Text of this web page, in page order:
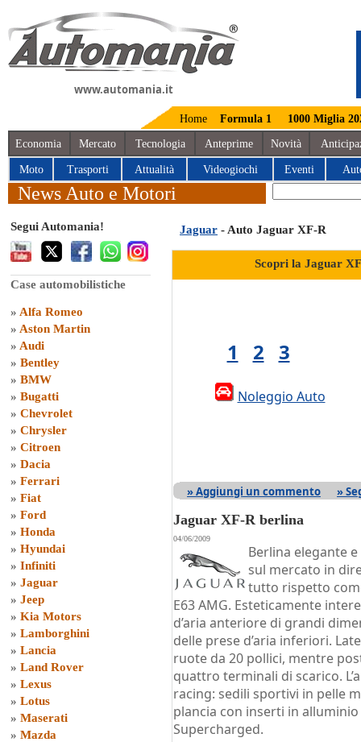
www.automania.it
Home Formula 1 1000 Miglia
Economia Mercato Tecnologia Anteprime Novità
Moto Trasporti Attualità Videogiochi Eventi
News Auto e Motori
Segui Automania!
Case automobilistiche
» Alfa Romeo
» Aston Martin
» Audi
» Bentley
» BMW
» Bugatti
» Chevrolet
» Chrysler
» Citroen
» Dacia
» Ferrari
» Fiat
» Ford
» Honda
» Hyundai
» Infiniti
» Jaguar
» Jeep
» Kia Motors
» Lamborghini
» Lancia
» Land Rover
» Lexus
» Lotus
» Maserati
» Mazda
Jaguar - Auto Jaguar XF-R
Scopri la Jaguar
1 2 3
Noleggio Auto
» Aggiungi un commento »
Jaguar XF-R berlina
04/06/2009
Berlina elegante
sul mercato in
tutto rispetto
E63 AMG. Esteticamente
d’aria anteriore di grandi
delle prese d’aria inferiori.
ruote da 20 pollici, mentre
quattro terminali di scarico.
racing: sedili sportivi in pelle
plancia con inserti in
Supercharged.